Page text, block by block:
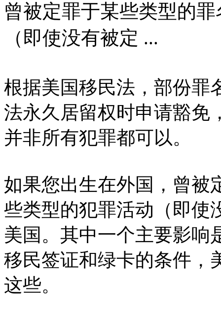
曾被定罪于某些类型的
（即使没有被定 ...
根据美国移民法，部份罪
法永久居留权时申请豁免
并非所有犯罪都可以。
如果您出生在外国，曾被
些类型的犯罪活动（即使
美国。其中一个主要影响
移民签证和绿卡的条件，
这些。